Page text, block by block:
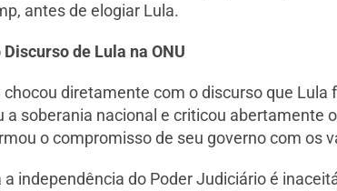
antes de elogiar Lula.
de Lula na ONU
diretamente com o discurso que
a soberania nacional e criticou abertamente
o compromisso de seu governo com os
a independência do Poder Judiciário é